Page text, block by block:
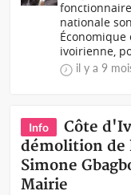
nationale
Économique
ivoirienne,
il y a 9
Info
Côte
démolition de
Simone
Mairie